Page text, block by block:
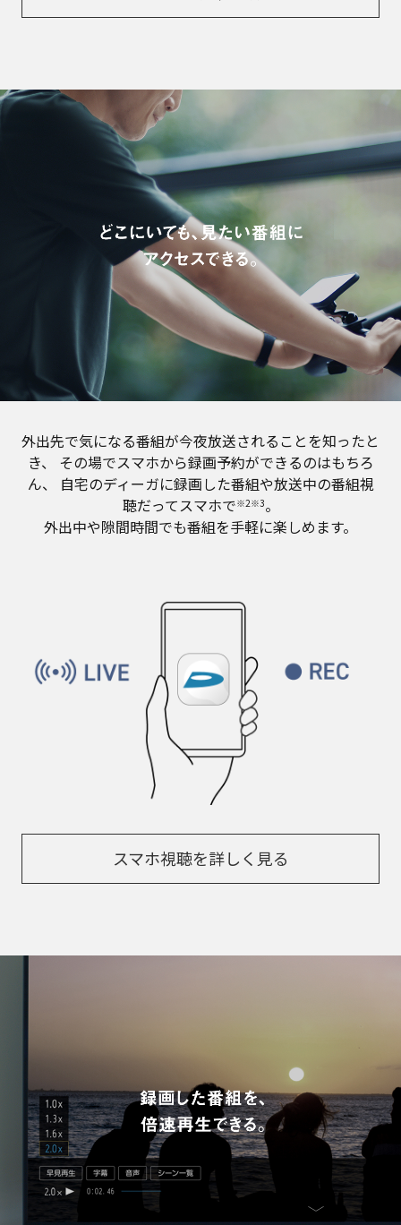
外出先で気になる番組が今夜放送されることを知ったと
き、
その場でスマホから録画予約ができるのはもちろ
ん、
自宅のディーガに録画した番組や放送中の番組視
聴だってスマホで※2※3。
外出中や隙間時間でも番組を手軽に楽しめます。
スマホ視聴を詳しく見る